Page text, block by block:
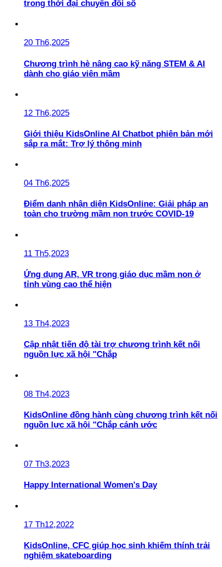
trong thời đại chuyển đổi số
20 Th6,2025
Chương trình hè nâng cao kỹ năng STEM & AI
dành cho giáo viên mầm
12 Th6,2025
Giới thiệu KidsOnline AI Chatbot phiên bản mới
sắp ra mắt: Trợ lý thông minh
04 Th6,2025
Điểm danh nhận diện KidsOnline: Giải pháp an
toàn cho trường mầm non trước COVID-19
11 Th5,2023
Ứng dụng AR, VR trong giáo dục mầm non ở
tỉnh vùng cao thể hiện
13 Th4,2023
Cập nhật tiến độ tài trợ chương trình kết nối
nguồn lực xã hội "Chắp
08 Th4,2023
KidsOnline đồng hành cùng chương trình kết nối
nguồn lực xã hội "Chắp cánh ước
07 Th3,2023
Happy International Women's Day
17 Th12,2022
KidsOnline, CFC giúp học sinh khiếm thính trải
nghiệm skateboarding